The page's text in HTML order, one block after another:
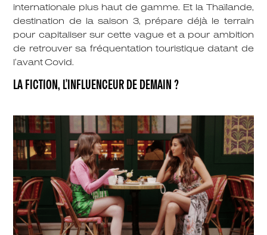
internationale plus haut de gamme. Et la Thaïlande,
destination de la saison 3, prépare déjà le terrain
pour capitaliser sur cette vague et a pour ambition
de retrouver sa fréquentation touristique datant de
l’avant Covid.
LA FICTION, L’INFLUENCEUR DE DEMAIN ?